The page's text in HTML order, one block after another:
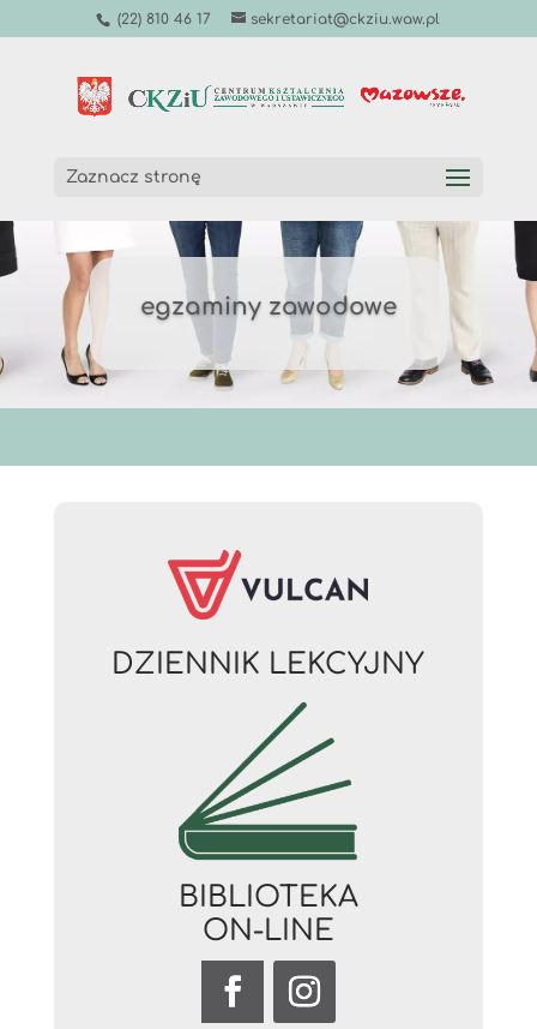
(22) 810 46 17 sekretariat@ckziu.waw.pl
Zaznacz stronę
egzaminy zawodowe
DZIENNIK LEKCYJNY
BIBLIOTEKA
ON-LINE